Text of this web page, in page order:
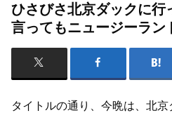
ひさびさ北京ダックに行
言ってもニュージーラ
タイトルの通り、今晩は、北京